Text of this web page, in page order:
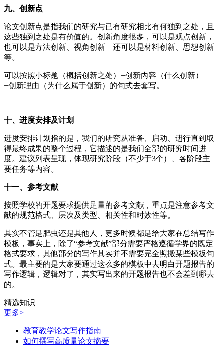
九、创新点
论文创新点是指我们的研究与已有研究相比有何独到之处，且
这些独到之处是有价值的。创新角度很多，可以是观点创新，
也可以是方法创新、视角创新，还可以是材料创新、思想创新
等。
可以按照小标题（概括创新之处）+创新内容（什么创新）
+创新理由（为什么属于创新）的句式去套写。
十、进度安排及计划
进度安排计划指的是，我们的研究从准备、启动、进行直到取
得最终成果的整个过程，它描述的是我们全部的研究时间进
度。建议列表呈现，体现研究阶段（不少于3个）、各阶段主
要任务等内容。
十一、参考文献
按照学校的开题要求提供足量的参考文献，重点是注意参考文
献的规范格式、层次及类型、相关性和时效性等。
其实不管是肥虫还是其他人，更多时候都是给大家在总结写作
模板，事实上，除了“参考文献”部分需要严格遵循学界的既定
格式要求，其他部分的写作其实并不需要完全照搬某些模板句
式。最主要的是大家要通过这么多的模板中去明白开题报告的
写作逻辑，逻辑对了，其实写出来的开题报告也不会差到哪去
的。
精选知识
更多>
教育教学论文写作指南
如何撰写高质量论文摘要